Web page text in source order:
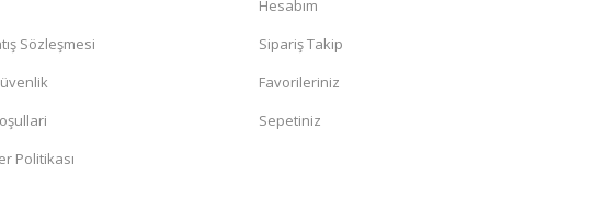
Sözleşmesi
Politikası
Hesabım
Sipariş Takip
Favorileriniz
Sepetiniz